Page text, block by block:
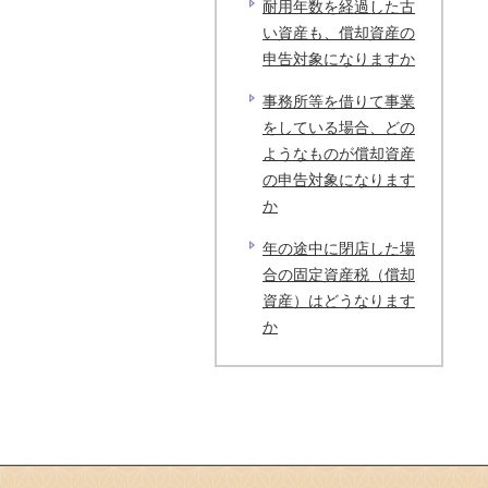
耐用年数を経過した古
い資産も、償却資産の
申告対象になりますか
事務所等を借りて事業
をしている場合、どの
ようなものが償却資産
の申告対象になります
か
年の途中に閉店した場
合の固定資産税（償却
資産）はどうなります
か